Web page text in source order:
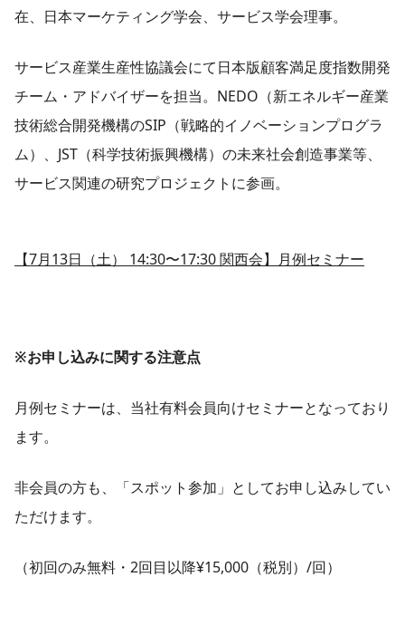
在、日本マーケティング学会、サービス学会理事。
サービス産業生産性協議会にて日本版顧客満足度指数開発
チーム・アドバイザーを担当。NEDO（新エネルギー産業
技術総合開発機構のSIP（戦略的イノベーションプログラ
ム）、JST（科学技術振興機構）の未来社会創造事業等、
サービス関連の研究プロジェクトに参画。
【7月13日（土） 14:30〜17:30 関西会】月例セミナー
※お申し込みに関する注意点
月例セミナーは、当社有料会員向けセミナーとなっており
ます。
非会員の方も、「スポット参加」としてお申し込みしてい
ただけます。
（初回のみ無料・2回目以降¥15,000（税別）/回）